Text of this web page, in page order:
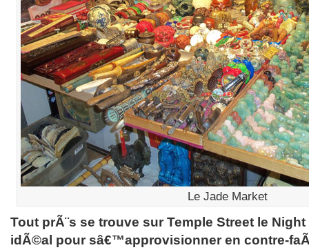
Le Jade Market
Tout prÃ¨s se trouve sur Temple Street le
idÃ©al pour sâ€™approvisionner en contre-